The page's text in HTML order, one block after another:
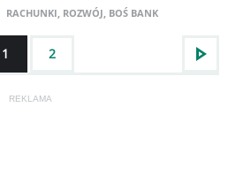
RACHUNKI, ROZWÓJ, BOŚ BANK
1 2
REKLAMA